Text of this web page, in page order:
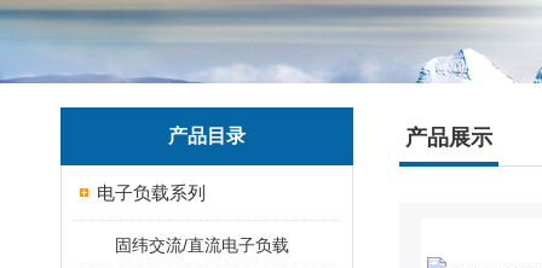
产品目录
电子负载系列
固纬交流/直流电子负载
产品展示